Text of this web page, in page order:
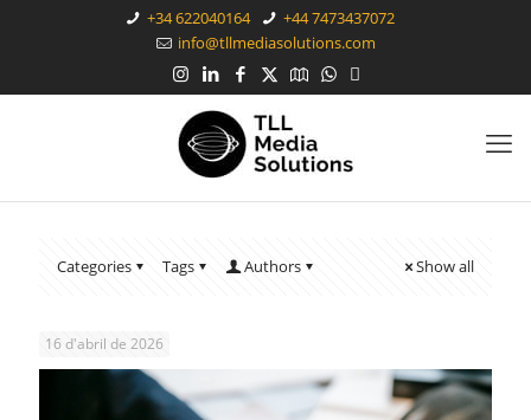
+34 622040164
+44 7473437072
info@tllmediasolutions.com
Categories Tags Authors Show all
16 d'abril de 2026